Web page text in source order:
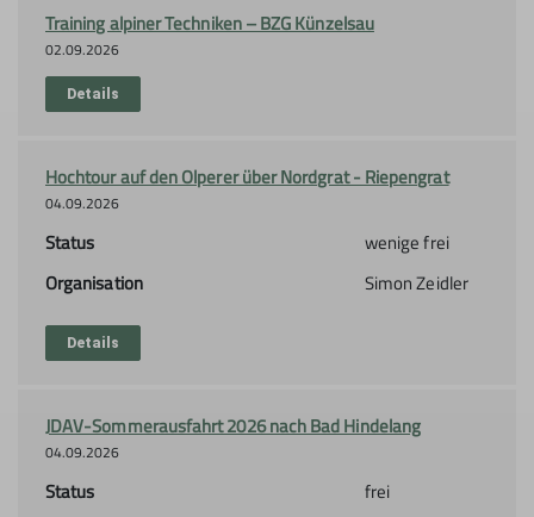
Training alpiner Techniken – BZG Künzelsau
02.09.2026
Details
Hochtour auf den Olperer über Nordgrat - Riepengrat
04.09.2026
Status
wenige frei
Organisation
Simon Zeidler
Details
JDAV-Sommerausfahrt 2026 nach Bad Hindelang
04.09.2026
Status
frei